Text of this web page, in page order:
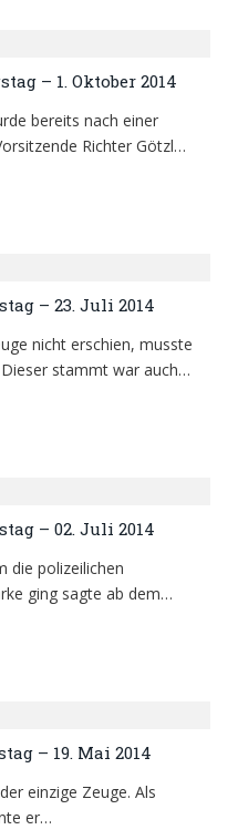
– 1. Oktober 2014
bereits nach einer
Richter Götzl…
– 23. Juli 2014
nicht erschien, musste
stammt war auch…
– 02. Juli 2014
die polizeilichen
ging sagte ab dem…
– 19. Mai 2014
einzige Zeuge. Als
er…